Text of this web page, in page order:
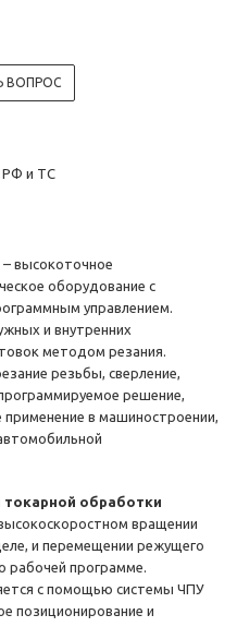
ВОПРОС
РФ и ТС
– высокоточное
оборудование с
управлением.
и внутренних
методом резания.
резьбы, сверление,
решение,
в машиностроении,
токарной обработки
вращении
и перемещении режущего
рабочей программе.
с помощью системы ЧПУ
позиционирование и